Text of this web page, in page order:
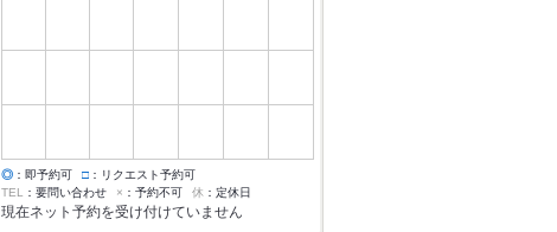
◎ ：即予約可 □ ：リクエスト予約可
TEL
：要問い合わせ × ：予約不可 休 ：定休日
現在ネット予約を受け付けていません